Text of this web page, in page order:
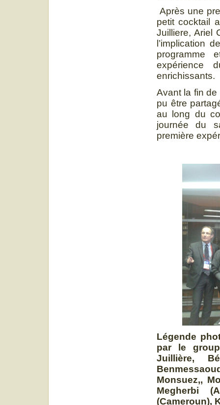
Après une
petit cocktail
Juilliere, Ariel
l’implication
programme
expérience
enrichissants.
Avant la fin
pu être
au long du
journée du
première
Légende
par le
Juillière,
Monsuez,,
Megherbi
(Cameroun),